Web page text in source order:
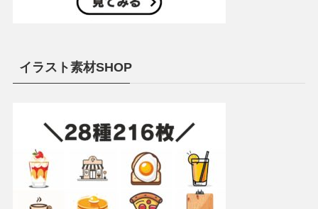
イラスト素材SHOP